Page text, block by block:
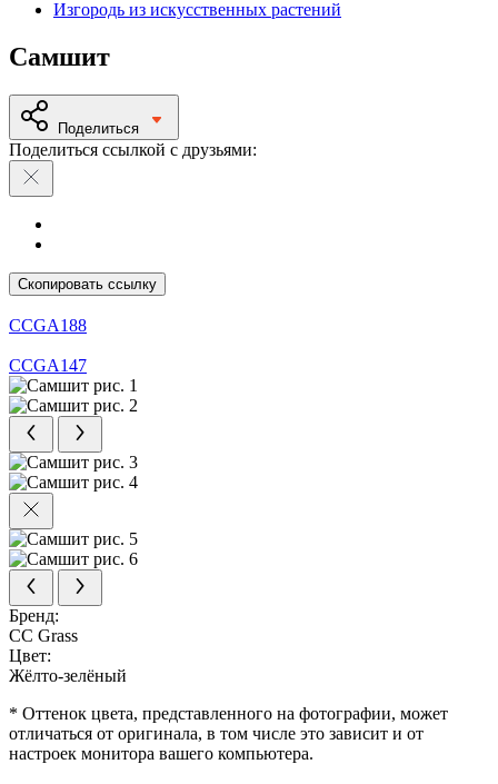
Изгородь из искусственных растений
Самшит
Поделиться
Поделиться ссылкой с друзьями:
Скопировать ссылку
CCGA188
CCGA147
Бренд:
CC Grass
Цвет:
Жёлто-зелёный
* Оттенок цвета, представленного на фотографии, может
отличаться от оригинала, в том числе это зависит и от
настроек монитора вашего компьютера.